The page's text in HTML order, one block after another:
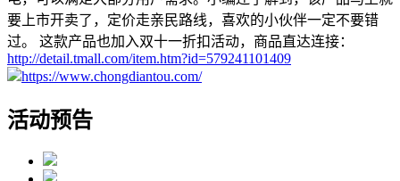
要上市开卖了，定价走亲民路线，喜欢的小伙伴一定不要错
过。 这款产品也加入双十一折扣活动，商品直达连接：
http://detail.tmall.com/item.htm?id=579241101409
https://www.chongdiantou.com/
活动预告